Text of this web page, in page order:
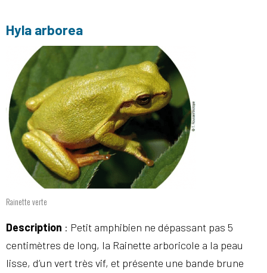
Hyla arborea
Rainette verte
Description : Petit amphibien ne dépassant pas 5
centimètres de long, la Rainette arboricole a la peau
lisse, d’un vert très vif, et présente une bande brune